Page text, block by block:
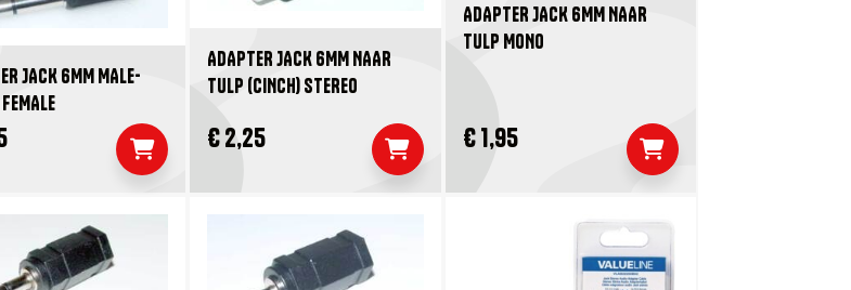
JACK 6MM MALE-
ADAPTER JACK 6MM NAAR
TULP (CINCH) STEREO
€ 2,25
ADAPTER JACK 6MM NAAR
TULP MONO
€ 1,95